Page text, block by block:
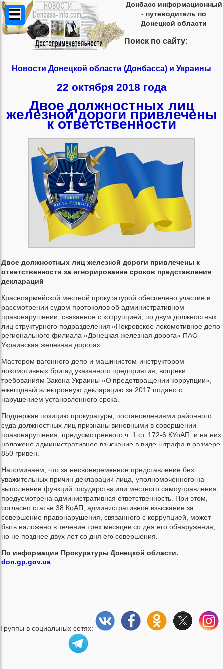
Донбасс информационный
- путеводитель по
Донецкой области
Поиск по сайту:
Новости Донецкой области (Донбасса) и Украины
22 октября 2018 года
Двое должностных лиц
железной дороги привлечены
к ответственности
Двое должностных лиц железной дороги привлечены к
ответственности за игнорирование сроков представления
деклараций
Красноармейской местной прокуратурой обеспечено участие в
рассмотрении судом протоколов об административном
правонарушении, связанное с коррупцией, по двум должностных
лиц структурного подразделения «Покровское локомотивное депо
регионального филиала «Донецкая железная дорога» ПАО
Украинская железная дорога».
Мастером вагонного депо и машинистом-инструктором
локомотивных бригад указанного предприятия, вопреки
требованиям Закона Украины «О предотвращении коррупции»,
ежегодный электронную декларацию за 2017 подано с
нарушением установленного срока.
Поддержав позицию прокуратуры, постановлениями районного
суда должностных лиц признаны виновными в совершении
правонарушения, предусмотренного ч. 1 ст. 172-6 КУоАП, и на них
наложено административное взыскание в виде штрафа в размере
850 гривен.
Напоминаем, что за несвоевременное представление без
уважительных причин декларации лица, уполномоченного на
выполнение функций государства или местного самоуправления,
предусмотрена административная ответственность. При этом,
согласно статье 38 КоАП, административное взыскание за
совершение правонарушения, связанного с коррупцией, может
быть наложено в течение трех месяцев со дня его обнаружения,
но не позднее двух лет со дня его совершения.
По информации Прокуратуры Донецкой области.
don.gp.gov.ua
Группы в социальных сетях: